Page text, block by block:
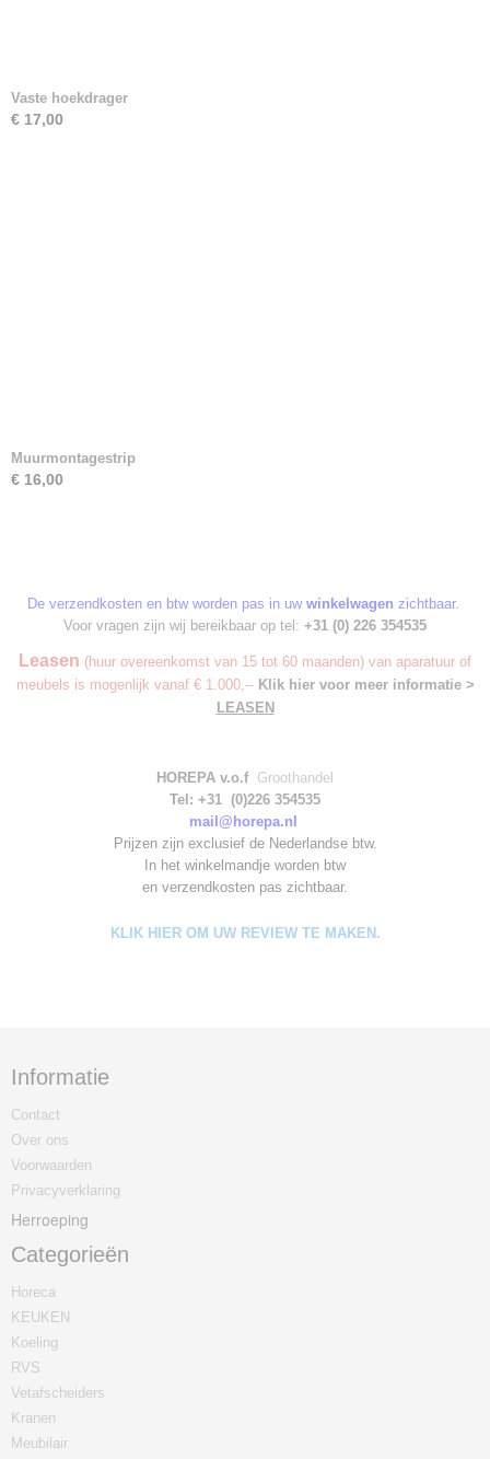
Vaste hoekdrager
€ 17,00
Muurmontagestrip
€ 16,00
De verzendkosten en btw worden pas in uw winkelwagen zichtbaar.
Voor vragen zijn wij bereikbaar op tel: +31 (0) 226 354535
Leasen (huur overeenkomst van 15 tot 60 maanden) van aparatuur of
meubels is mogenlijk vanaf € 1.000,-- Klik hier voor meer informatie >
LEASEN
HOREPA v.o.f Groothandel
Tel: +31 (0)226 354535
mail@horepa.nl
Prijzen zijn exclusief de Nederlandse btw.
In het winkelmandje worden btw
en verzendkosten pas zichtbaar.
KLIK HIER OM UW REVIEW TE MAKEN.
Informatie
Contact
Over ons
Voorwaarden
Privacyverklaring
Herroeping
Categorieën
Horeca
KEUKEN
Koeling
RVS
Vetafscheiders
Kranen
Meubilair